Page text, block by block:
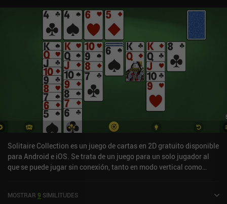
Solitaire Collection es un juego de cartas en 2D gratuito disponible
para Android e iOS. Se trata de un juego para un solo jugador al
que se puede jugar sin conexión, tanto en modo vertical como
Play y de 4,8 sobre 5,0 en la App Store de iOS.
MOSTRAR 9 SIMILITUDES